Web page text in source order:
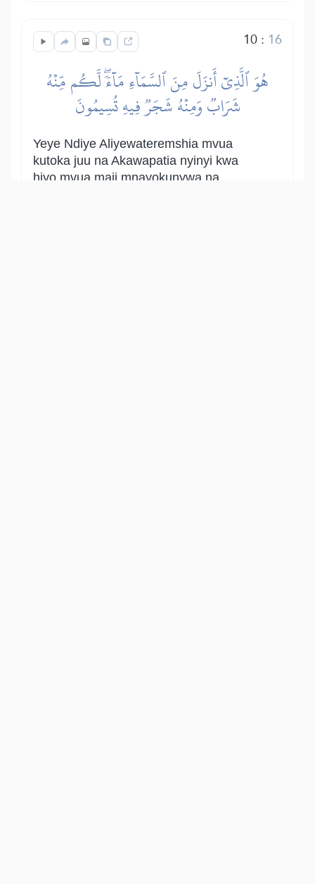
10: 16
هُوَ ٱلَّذِيٓ أَنزَلَ مِنَ ٱلسَّمَآءِ مَآءٗۖ لَّكُم مِّنۡهُ
شَرَابٞ وَمِنۡهُ شَجَرٞ فِيهِ تُسِيمُونَ
Yeye Ndiye Aliyewateremshia mvua
kutoka juu na Akawapatia nyinyi kwa
hiyo mvua maji mnayokunywa na